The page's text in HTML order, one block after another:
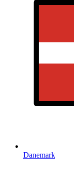
Danemark